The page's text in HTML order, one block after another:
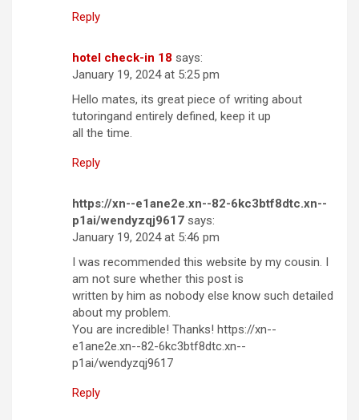
Reply
hotel check-in 18 says:
January 19, 2024 at 5:25 pm
Hello mates, its great piece of writing about
tutoringand entirely defined, keep it up
all the time.
Reply
https://xn--e1ane2e.xn--82-6kc3btf8dtc.xn--
p1ai/wendyzqj9617 says:
January 19, 2024 at 5:46 pm
I was recommended this website by my cousin. I
am not sure whether this post is
written by him as nobody else know such detailed
about my problem.
You are incredible! Thanks! https://xn--
e1ane2e.xn--82-6kc3btf8dtc.xn--
p1ai/wendyzqj9617
Reply